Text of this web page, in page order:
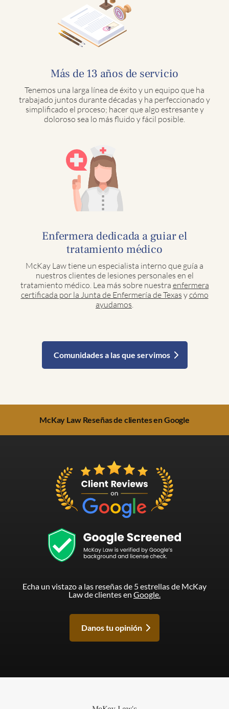
Más de 13 años de servicio
Tenemos una larga línea de éxito y un equipo que ha
trabajado juntos durante décadas y ha perfeccionado y
simplificado el proceso; hacer que algo estresante y
doloroso sea lo más fluido y fácil posible.
Enfermera dedicada a guiar el
tratamiento médico
McKay Law tiene un especialista interno que guía a
nuestros clientes de lesiones personales en el
tratamiento médico. Lea más sobre nuestra enfermera
certificada por la Junta de Enfermería de Texas ycómo
ayudamos
Comunidades a las que servimos
McKay Law Reseñas de clientes en Google
Echa un vistazo a las reseñas de 5 estrellas de McKay
Law de clientes en Google.
Danos tu opinión